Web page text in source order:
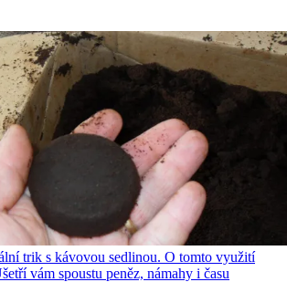
trik s kávovou sedlinou. O tomto využití
vám spoustu peněz, námahy i času